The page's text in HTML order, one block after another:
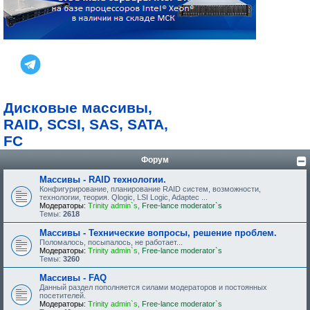
Дисковые массивы,
RAID, SCSI, SAS, SATA,
FC
Форум
Массивы - RAID технологии.
Конфигурирование, планирование RAID систем, возможности,
технологии, теория. Qlogic, LSI Logic, Adaptec ...
Модераторы: Trinity admin`s
Free-lance moderator`s
Темы: 2618
Массивы - Технические вопросы, решение проблем.
Поломалось, посыпалось, не работает...
Модераторы: Trinity admin`s
Free-lance moderator`s
Темы: 3260
Массивы - FAQ
Данный раздел пополняется силами модераторов и постоянных
посетителей.
Модераторы: Trinity admin`s
Free-lance moderator`s